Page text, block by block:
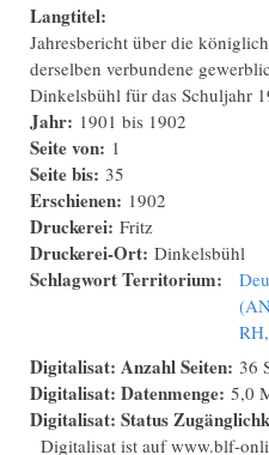
Langtitel:
Jahresbericht über die
derselben verbundene
Dinkelsbühl für das Schuljahr
Jahr: 1901 bis 1902
Seite von: 1
Seite bis: 35
Erschienen: 1902
Druckerei: Fritz
Druckerei-Ort: Dinkelsbühl
Schlagwort Territorium:
Digitalisat: Anzahl Seiten: 36
Digitalisat: Datenmenge: 5,0
Digitalisat: Status
Digitalisat ist auf www.blf-